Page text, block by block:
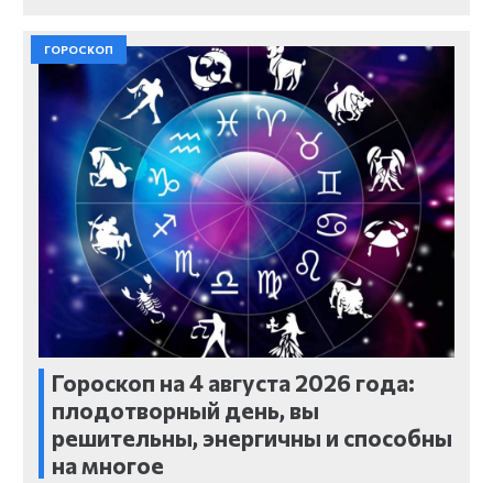
ГОРОСКОП
Гороскоп на 4 августа 2026 года:
плодотворный день, вы
решительны, энергичны и способны
на многое